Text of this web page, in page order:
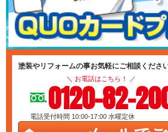
塗装やリフォームの事お気軽にご相談くださ
＼ お電話はこちら！ ／
0120-82-
電話受付時間 10:00-17:00 水曜定休